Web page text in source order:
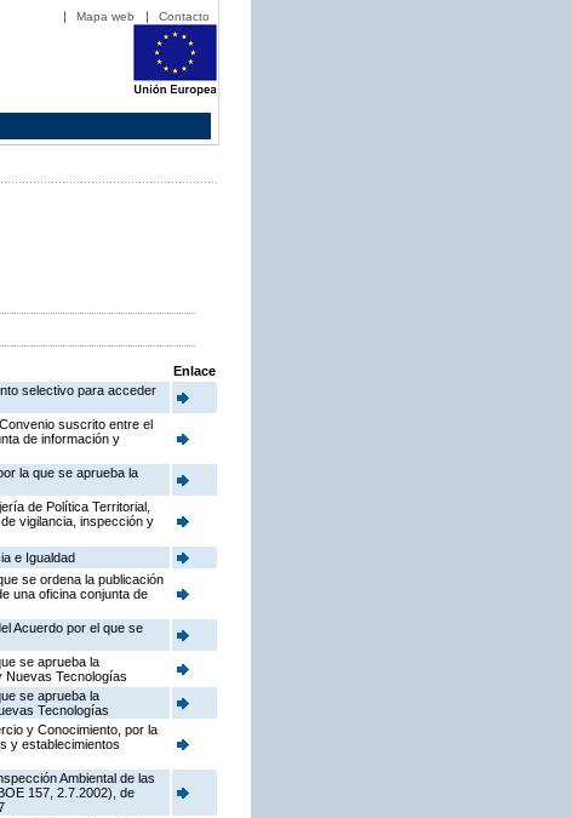
Mapa web Contacto
Enlace
selectivo para acceder
suscrito entre el
de información y
la que se aprueba la
de Política Territorial,
vigilancia, inspección y
e Igualdad
se ordena la publicación
una oficina conjunta de
Acuerdo por el que se
se aprueba la
Nuevas Tecnologías
se aprueba la
Tecnologías
y Conocimiento, por la
y establecimientos
Ambiental de las
157, 2.7.2002), de